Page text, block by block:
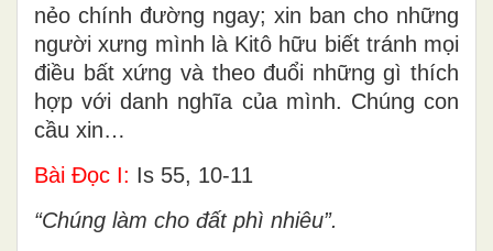
nẻo chính đường ngay; xin ban cho những
người xưng mình là Kitô hữu biết tránh mọi
điều bất xứng và theo đuổi những gì thích
hợp với danh nghĩa của mình. Chúng con
cầu xin…
Bài Ðọc I: Is 55, 10-11
“Chúng làm cho đất phì nhiêu”.